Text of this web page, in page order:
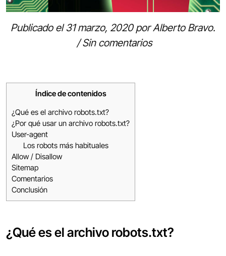
Publicado el31 marzo, 2020porAlberto Bravo.
/Sin comentarios
Índice de contenidos
¿Qué es el archivo robots.txt?
¿Por qué usar un archivo robots.txt?
User-agent
Los robots más habituales
Allow / Disallow
Sitemap
Comentarios
Conclusión
¿Qué es el archivo robots.txt?